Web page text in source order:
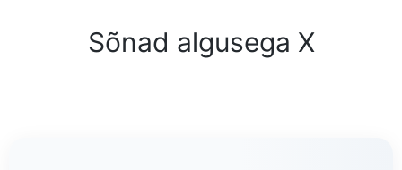
Sõnad algusega X